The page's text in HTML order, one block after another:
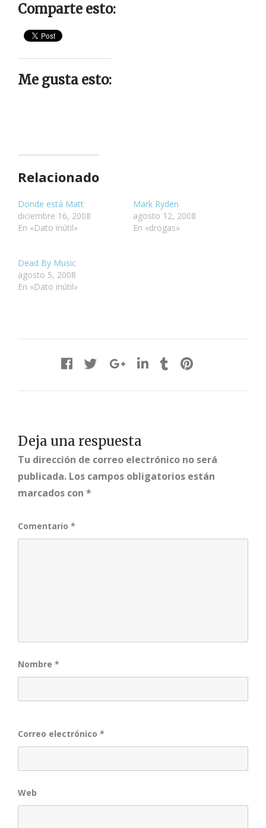
Comparte esto:
Me gusta esto:
Relacionado
Donde está Matt
diciembre 16, 2008
En «Dato inútil»
Mark Ryden
agosto 12, 2008
En «drogas»
Dead By Music
agosto 5, 2008
En «Dato inútil»
Deja una respuesta
Tu dirección de correo electrónico no será
publicada. Los campos obligatorios están
marcados con *
Comentario *
Nombre *
Correo electrónico *
Web